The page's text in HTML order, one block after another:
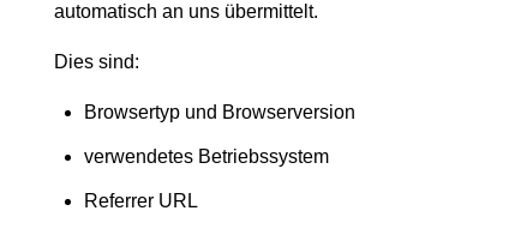
automatisch an uns übermittelt.
Dies sind:
Browsertyp und Browserversion
verwendetes Betriebssystem
Referrer URL